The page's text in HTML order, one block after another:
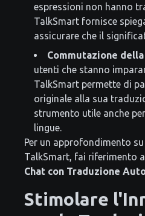
espressioni non hanno
TalkSmart fornisce
assicurare che il
Commutazione
utenti che stanno
TalkSmart permette di
originale alla sua
strumento utile anche
lingue.
Per un approfondimento
TalkSmart, fai riferimento a
Chat con Traduzione
Stimolare